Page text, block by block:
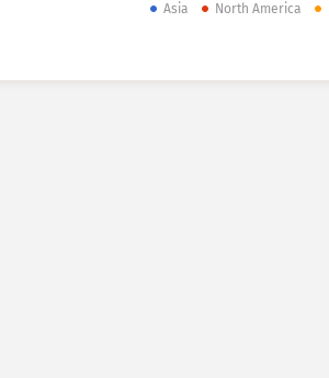
Asia North America